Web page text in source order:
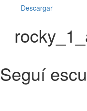
Descargar
Seguí